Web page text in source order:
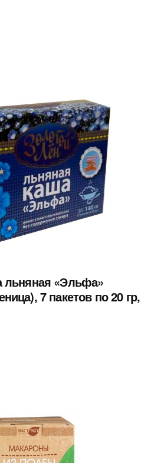
льняная «Эльфа»
7 пакетов по 20 гр,